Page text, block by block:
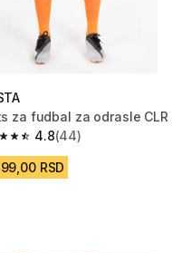
za fudbal za odrasle CLR
4.8
5 zvezdica from 44
(44)
RSD